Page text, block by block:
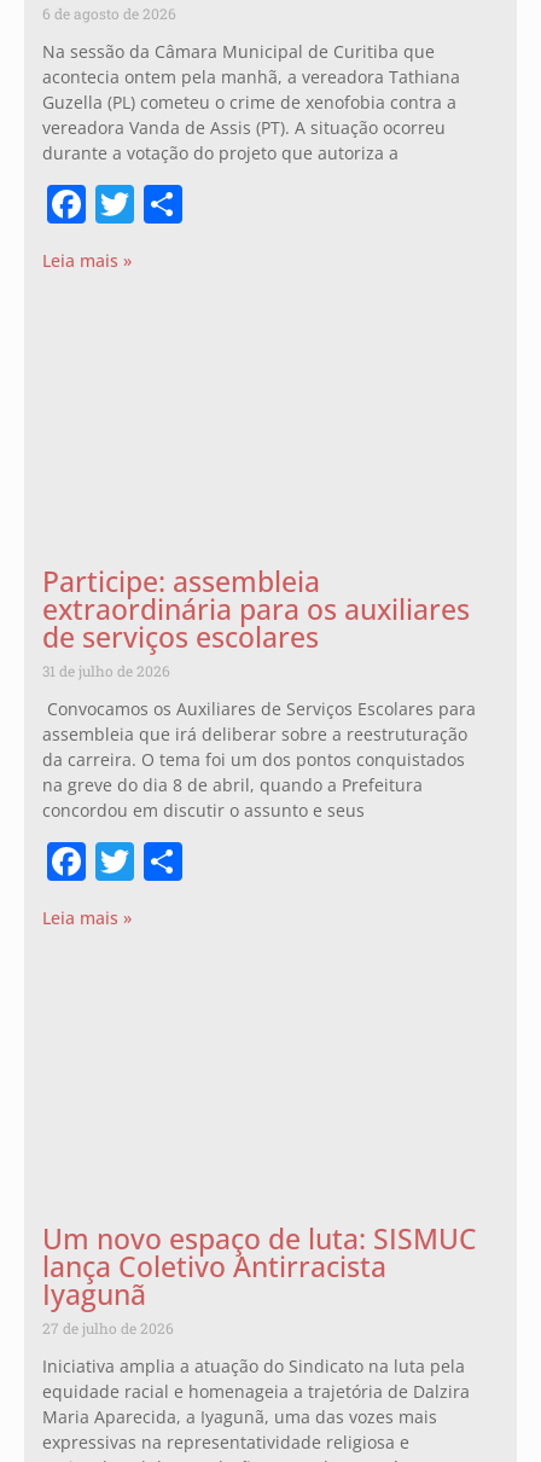
6 de agosto de 2026
Na sessão da Câmara Municipal de Curitiba que
acontecia ontem pela manhã, a vereadora Tathiana
Guzella (PL) cometeu o crime de xenofobia contra a
vereadora Vanda de Assis (PT). A situação ocorreu
durante a votação do projeto que autoriza a
Facebook
Twitter
Leia mais »
Participe: assembleia
extraordinária para os auxiliares
de serviços escolares
31 de julho de 2026
Convocamos os Auxiliares de Serviços Escolares para
assembleia que irá deliberar sobre a reestruturação
da carreira. O tema foi um dos pontos conquistados
na greve do dia 8 de abril, quando a Prefeitura
concordou em discutir o assunto e seus
Facebook
Twitter
Leia mais »
Um novo espaço de luta: SISMUC
lança Coletivo Antirracista
Iyagunã
27 de julho de 2026
Iniciativa amplia a atuação do Sindicato na luta pela
equidade racial e homenageia a trajetória de Dalzira
Maria Aparecida, a Iyagunã, uma das vozes mais
expressivas na representatividade religiosa e